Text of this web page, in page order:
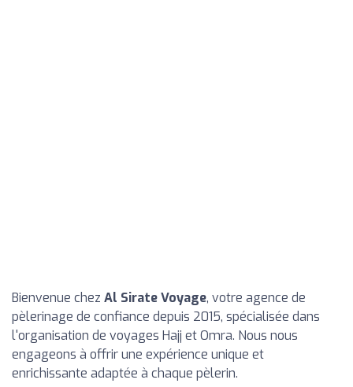
Bienvenue chez Al Sirate Voyage, votre agence de
pèlerinage de confiance depuis 2015, spécialisée dans
l'organisation de voyages Hajj et Omra. Nous nous
engageons à offrir une expérience unique et
enrichissante adaptée à chaque pèlerin.